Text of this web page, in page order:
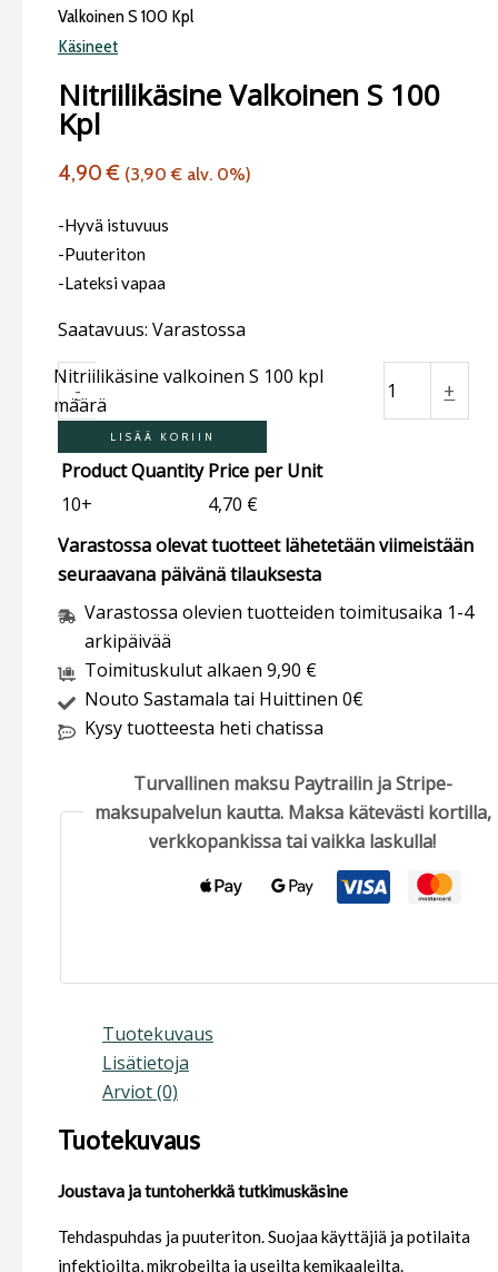
Valkoinen S 100 Kpl
Käsineet
Nitriilikäsine Valkoinen S 100
Kpl
4,90€ (3,90€ alv. 0%)
-Hyvä istuvuus
-Puuteriton
-Lateksi vapaa
Saatavuus: Varastossa
-
Nitriilikäsine valkoinen S 100 kpl
määrä
+
LISÄÄ KORIIN
Product Quantity Price per Unit
10+
4,70 €
Varastossa olevat tuotteet lähetetään viimeistään
seuraavana päivänä tilauksesta
Varastossa olevien tuotteiden toimitusaika 1-4
arkipäivää
Toimituskulut alkaen 9,90 €
Nouto Sastamala tai Huittinen 0€
Kysy tuotteesta heti chatissa
Turvallinen maksu Paytrailin ja Stripe-
maksupalvelun kautta. Maksa kätevästi kortilla,
verkkopankissa tai vaikka laskulla!
Tuotekuvaus
Lisätietoja
Arviot (0)
Tuotekuvaus
Joustava ja tuntoherkkä tutkimuskäsine
Tehdaspuhdas ja puuteriton. Suojaa käyttäjiä ja potilaita
infektioilta, mikrobeilta ja useilta kemikaaleilta.